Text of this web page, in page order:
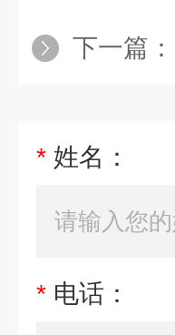
下一篇：
* 姓名：
* 电话：